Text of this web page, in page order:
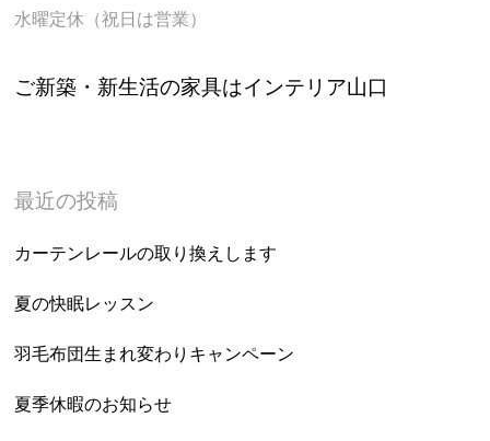
水曜定休（祝日は営業）
ご新築・新生活の家具はインテリア山口
最近の投稿
カーテンレールの取り換えします
夏の快眠レッスン
羽毛布団生まれ変わりキャンペーン
夏季休暇のお知らせ